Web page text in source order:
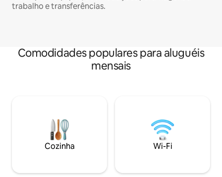
trabalho e transferências.
Comodidades populares para aluguéis
mensais
Cozinha Wi-Fi